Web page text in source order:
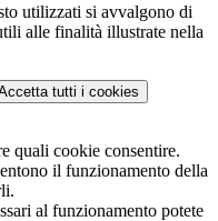
utilizzati si avvalgono di
alle finalità illustrate nella
tutti i cookies
quali cookie consentire.
il funzionamento della
al funzionamento potete